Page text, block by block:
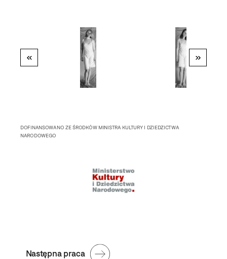
« »
DOFINANSOWANO ZE ŚRODKÓW MINISTRA KULTURY I DZIEDZICTWA
NARODOWEGO
Następna praca